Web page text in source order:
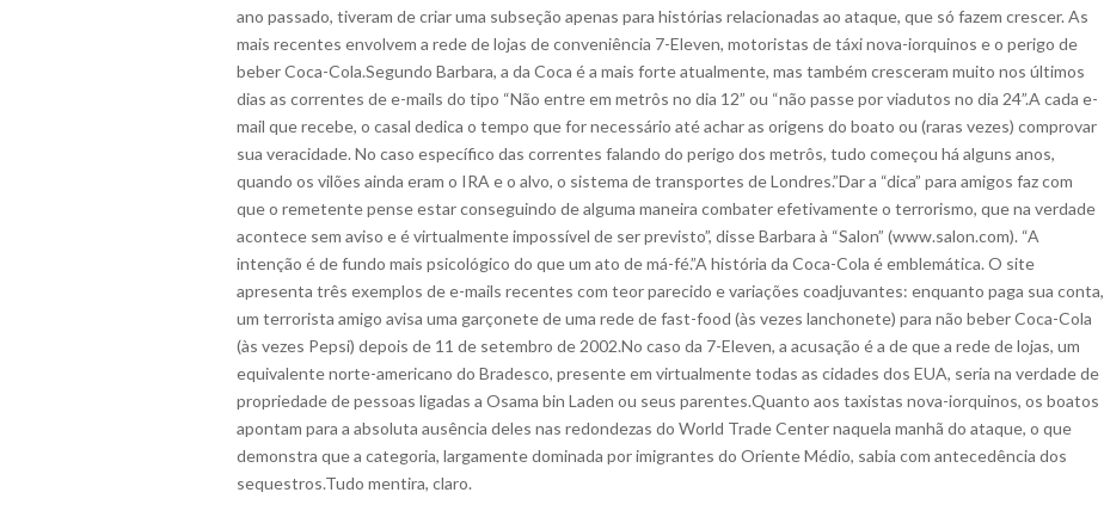
ano passado, tiveram de criar uma subseção apenas para histórias relacionadas ao ataque, que só fazem crescer. As
mais recentes envolvem a rede de lojas de conveniência 7-Eleven, motoristas de táxi nova-iorquinos e o perigo de
beber Coca-Cola.Segundo Barbara, a da Coca é a mais forte atualmente, mas também cresceram muito nos últimos
dias as correntes de e-mails do tipo “Não entre em metrôs no dia 12” ou “não passe por viadutos no dia 24”.A cada e-
mail que recebe, o casal dedica o tempo que for necessário até achar as origens do boato ou (raras vezes) comprovar
sua veracidade. No caso específico das correntes falando do perigo dos metrôs, tudo começou há alguns anos,
quando os vilões ainda eram o IRA e o alvo, o sistema de transportes de Londres.”Dar a “dica” para amigos faz com
que o remetente pense estar conseguindo de alguma maneira combater efetivamente o terrorismo, que na verdade
acontece sem aviso e é virtualmente impossível de ser previsto”, disse Barbara à “Salon” (www.salon.com). “A
intenção é de fundo mais psicológico do que um ato de má-fé.”A história da Coca-Cola é emblemática. O site
apresenta três exemplos de e-mails recentes com teor parecido e variações coadjuvantes: enquanto paga sua conta,
um terrorista amigo avisa uma garçonete de uma rede de fast-food (às vezes lanchonete) para não beber Coca-Cola
(às vezes Pepsi) depois de 11 de setembro de 2002.No caso da 7-Eleven, a acusação é a de que a rede de lojas, um
equivalente norte-americano do Bradesco, presente em virtualmente todas as cidades dos EUA, seria na verdade de
propriedade de pessoas ligadas a Osama bin Laden ou seus parentes.Quanto aos taxistas nova-iorquinos, os boatos
apontam para a absoluta ausência deles nas redondezas do World Trade Center naquela manhã do ataque, o que
demonstra que a categoria, largamente dominada por imigrantes do Oriente Médio, sabia com antecedência dos
sequestros.Tudo mentira, claro.